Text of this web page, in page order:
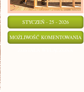
STYCZEŃ - 25 - 2026
MOŻLIWOŚĆ KOMENTOWANIA